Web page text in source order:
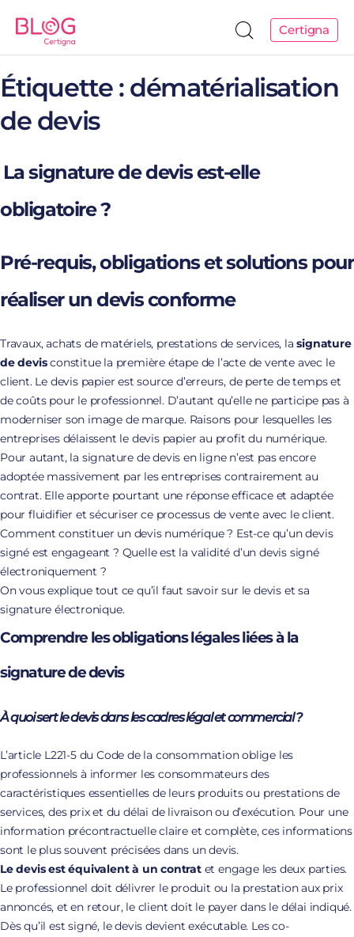
Certigna
Étiquette : dématérialisation
de devis
La signature de devis est-elle
obligatoire ?
Pré-requis, obligations et solutions pour
réaliser un devis conforme
Travaux, achats de matériels, prestations de services, lasignature
de devisconstitue la première étape de l’acte de vente avec le
client. Le devis papier est source d’erreurs, de perte de tempset
de coûts pour le professionnel. D’autant qu’elle ne participe pas à
moderniser son image de marque. Raisons pour lesquelles les
entreprises délaissent le devis papier au profit du numérique.
Pour autant, la signature de devis en ligne n’est pas encore
adoptée massivement par les entreprises contrairement au
contrat. Elle apporte pourtant une réponse efficace et adaptée
pour fluidifier et sécuriser ce processus de vente avec le client.
Comment constituer un devis numérique ? Est-ce qu’un devis
signé est engageant ? Quelle est la validité d’un devis signé
électroniquement ?
On vous explique tout ce qu’il faut savoir sur le devis et sa
signature électronique.
Comprendre les obligations légales liées à la
signature de devis
À quoi sert le devis dans les cadres légal et commercial ?
L’article L221-5 du Code de la consommation oblige les
professionnels à informer les consommateurs des
caractéristiques essentielles de leurs produits ou prestations de
services, des prix et du délai de livraison ou d’exécution. Pour une
information précontractuelle claire et complète, ces informations
sont le plus souvent précisées dans un devis.
Le devis est équivalent à un contratet engage les deux parties.
Le professionnel doit délivrer le produit ou la prestation aux prix
annoncés, et en retour, le client doit le payer dans le délai indiqué.
Dès qu’il est signé, le devis devient exécutable. Les co-